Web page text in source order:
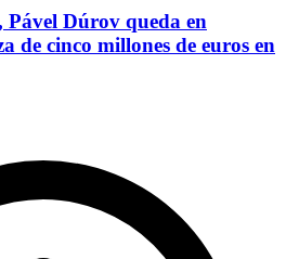
Pável Dúrov queda en
de cinco millones de euros en